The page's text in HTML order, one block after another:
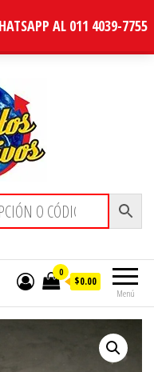
AL 011 4039-7755
Menú
0
$0.00